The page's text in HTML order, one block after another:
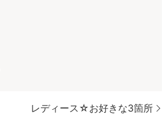
レディース☆お好きな3箇所